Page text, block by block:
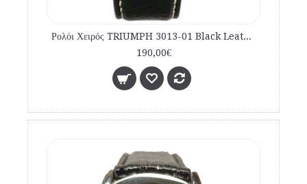
Ρολόι Χειρός TRIUMPH 3013-01 Black Leather Strap
190,00€